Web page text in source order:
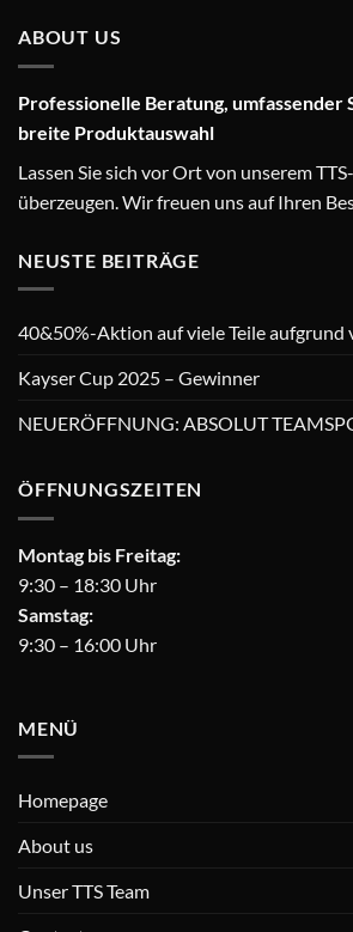
ABOUT US
Professionelle Beratung, umfassender
breite Produktauswahl
Lassen Sie sich vor Ort von unserem
überzeugen. Wir freuen uns auf Ihren
NEUSTE BEITRÄGE
40&50%-Aktion auf viele Teile aufgrund
Kayser Cup 2025 – Gewinner
NEUERÖFFNUNG: ABSOLUT
ÖFFNUNGSZEITEN
Montag bis Freitag:
9:30 – 18:30 Uhr
Samstag:
9:30 – 16:00 Uhr
MENÜ
Homepage
About us
Unser TTS Team